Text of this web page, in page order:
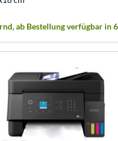
ab Bestellung verfügbar in